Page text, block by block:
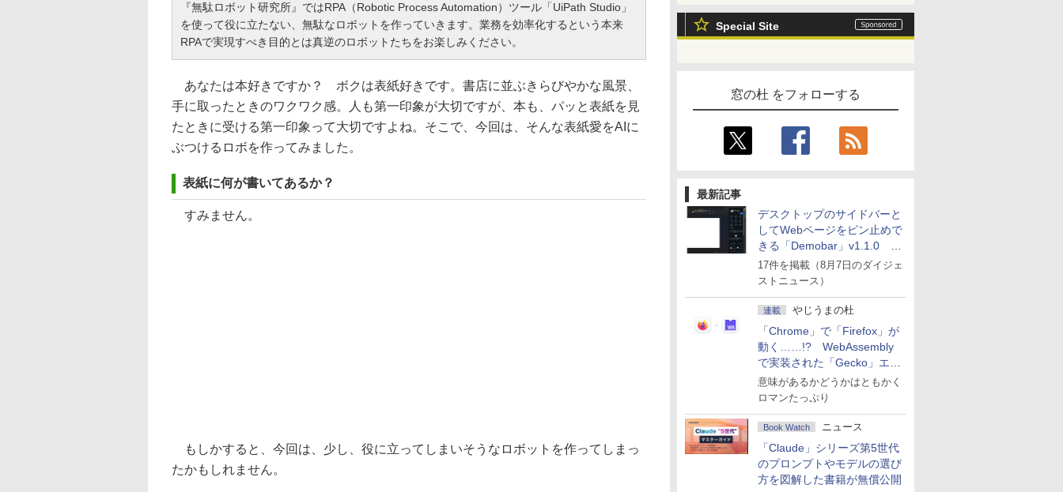
Special Site
窓の杜 をフォローする
最新記事
デスクトップのサイドバーと
してWebページをピン止めで
きる「Demobar」v1.1.0 ほ
か
17件を掲載（8月7日のダイジェ
ストニュース）
連載 やじうまの杜
「Chrome」で「Firefox」が
動く……!? WebAssembly
で実装された「Gecko」エン
ジン
意味があるかどうかはともかく
ロマンたっぷり
Book Watch ニュース
「Claude」シリーズ第5世代
のプロンプトやモデルの選び
方を図解した書籍が無償公開
『無駄ロボット研究所』ではRPA（Robotic Process Automation）ツール「UiPath Studio」
を使って役に立たない、無駄なロボットを作っていきます。業務を効率化するという本来
RPAで実現すべき目的とは真逆のロボットたちをお楽しみください。
あなたは本好きですか？ ボクは表紙好きです。書店に並ぶきらびやかな風景、
手に取ったときのワクワク感。人も第一印象が大切ですが、本も、パッと表紙を見
たときに受ける第一印象って大切ですよね。そこで、今回は、そんな表紙愛をAIに
ぶつけるロボを作ってみました。
表紙に何が書いてあるか？
すみません。
もしかすると、今回は、少し、役に立ってしまいそうなロボットを作ってしまっ
たかもしれません。